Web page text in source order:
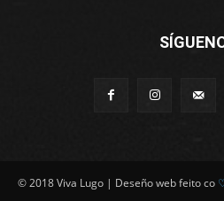
© 2018 Viva Lugo | Deseño web feito co